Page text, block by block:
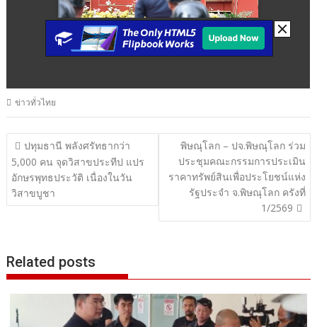
ข่าวทั่วไทย
แนะแนว
เรื่อง
ปทุมธานี พลังศรัทธากว่า
5,000 คน จุดวิสาขประทีป แปร
อักษรพุทธประวัติ เนื่องในวัน
วิสาขบูชา
พิษณุโลก – ปจ.พิษณุโลก ร่วม
ประชุมคณะกรรมการประเมิน
ราคาทรัพย์สินเพื่อประโยชน์แห่ง
รัฐประจำ จ.พิษณุโลก ครังที่
1/2569
Related posts